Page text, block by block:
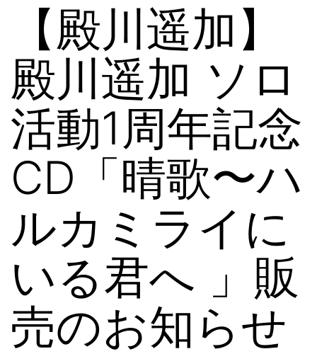
【殿川遥加】
殿川遥加 ソロ
活動1周年記念
CD「晴歌〜ハ
ルカミライに
いる君へ 」販
売のお知らせ